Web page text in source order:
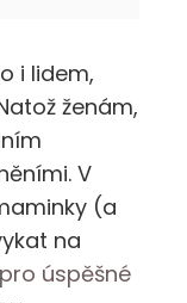
i lidem,
ženám,
V
(a
na
pro úspěšné